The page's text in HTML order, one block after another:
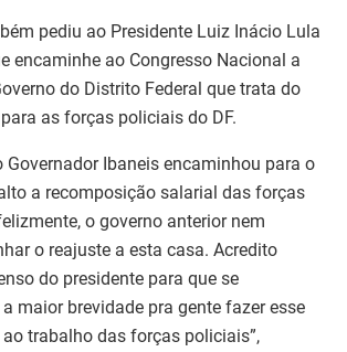
pediu ao Presidente Luiz Inácio Lula
encaminhe ao Congresso Nacional a
do Distrito Federal que trata do
as forças policiais do DF.
Governador Ibaneis encaminhou para o
a recomposição salarial das forças
o governo anterior nem
o reajuste a esta casa. Acredito
do presidente para que se
maior brevidade pra gente fazer esse
trabalho das forças policiais”,